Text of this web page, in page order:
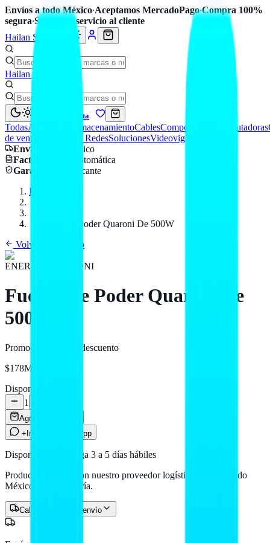
Envíos a todo México·Aceptamos MercadoPago·Compra 100%
segura·Soporte y servicio al cliente
Hailan Store
Hailan Store
Mi cuenta
TodasAccesorios AlmacenamientoCablesComponentes Computadoras
de venta
Seguridad y RedesSolucionesVideovigilancia
Envío
a todo México
Factura CFDI
automática
Garantía
de fabricante
Inicio
Fuente De Poder Quaroni De 500W
Volver al catálogo
ENERGÍA QUARONI
Fuente De Poder Quaroni De
500W
Promoción
de descuento
$178MXN
Disponible
1
Agregar al carrito
+Info por WhatsApp
Disponible — entrega 3 a 5 días hábiles
Producto en stock con nuestro proveedor logístico. Llega a todo
México por paquetería.
Calcular costo de envío